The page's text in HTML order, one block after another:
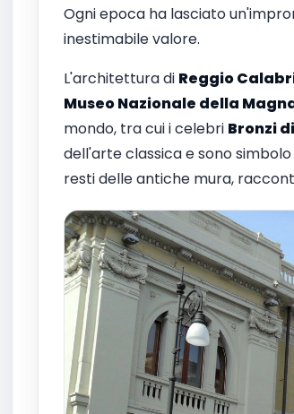
Ogni epoca ha lasciato
inestimabile valore.
L'architettura di Reggio
Museo Nazionale della
mondo, tra cui i celebri Bronzi
dell'arte classica e sono
resti delle antiche mura,